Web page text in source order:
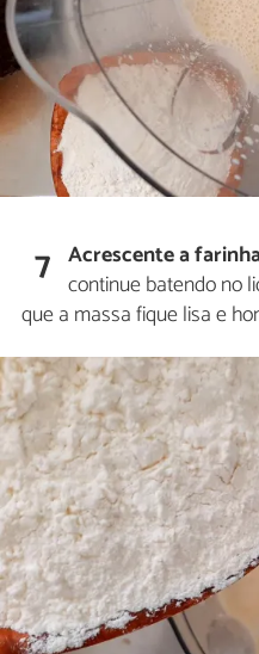
7 Acrescente a
continue batendo no
que a massa fique lisa e